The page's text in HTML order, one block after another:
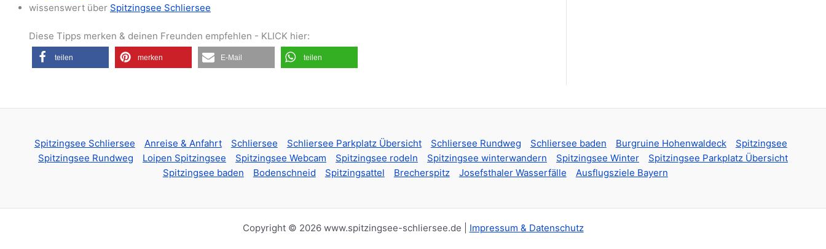
wissenswert über Spitzingsee Schliersee
Diese Tipps merken & deinen Freunden empfehlen - KLICK hier:
teilen merken E-Mail teilen
Spitzingsee Schliersee Anreise & Anfahrt Schliersee Schliersee Parkplatz Übersicht Schliersee Rundweg Schliersee baden Burgruine Hohenwaldeck
Spitzingsee
Spitzingsee Rundweg
Loipen Spitzingsee Spitzingsee Webcam Spitzingsee rodeln Spitzingsee winterwandern Spitzingsee Winter
Spitzingsee Parkplatz Übersicht
Spitzingsee baden
Bodenschneid Spitzingsattel Brecherspitz Josefsthaler Wasserfälle Ausflugsziele Bayern
Copyright © 2026 www.spitzingsee-schliersee.de | Impressum & Datenschutz